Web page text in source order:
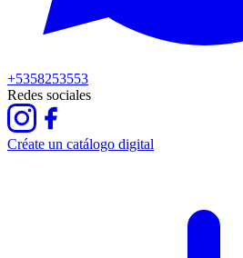
+5358253553
Redes sociales
Créate un catálogo digital